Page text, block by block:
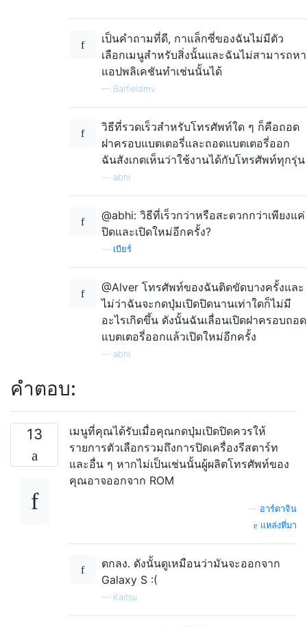
เป็นคำถามที่ดี, กาแล็กซี่ของฉันไม่มีตัว
เลือกเมนูสำหรับสิ่งนั้นและฉันไม่สามารถหา
แอปพลิเคชันทำเช่นนั้นได้
— Barfieldmv
วิธีที่รวดเร็วสำหรับโทรศัพท์ใด ๆ ก็คือถอด
ฝาครอบแบตเตอรี่และถอดแบตเตอรี่ออก
ฉันสังเกตเห็นว่าใช้งานได้กับโทรศัพท์ทุกรุ่น
abhi
@abhi: วิธีที่เร็วกว่าหรือสะดวกกว่าเพียงแค่
ปิดและเปิดใหม่อีกครั้ง?
เบียร์
@Alver โทรศัพท์ของฉันติดขัดบางครั้งและ
ไม่ว่าฉันจะกดปุ่มเปิดปิดนานเท่าใดก็ไม่มี
อะไรเกิดขึ้น ดังนั้นฉันเลื่อนเปิดฝาครอบถอด
แบตเตอรี่ออกแล้วเปิดใหม่อีกครั้ง
abhi
คำตอบ:
13
เมนูที่คุณได้รับเมื่อคุณกดปุ่มเปิดปิดควรให้
รายการตัวเลือกรวมถึงการปิดเครื่องรีสตาร์ท
และอื่น ๆ หากไม่เป็นเช่นนั้นผู้ผลิตโทรศัพท์ของ
คุณอาจออกจาก ROM
อาร์ดาจิน
แหล่งที่มา
ตกลง. ดังนั้นดูเหมือนว่ามันจะออกจาก
Galaxy S :(
— Kaitsu